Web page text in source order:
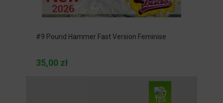
#9 Pound Hammer Fast Version Feminise
35,00 zł